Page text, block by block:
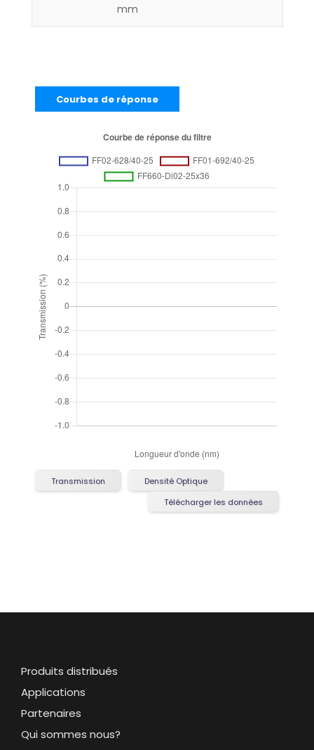
mm
Courbes de réponse
Transmission
Densité Optique
Télécharger les données
Produits distribués
Applications
Partenaires
Qui sommes nous?